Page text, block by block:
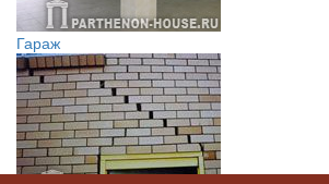
Гараж